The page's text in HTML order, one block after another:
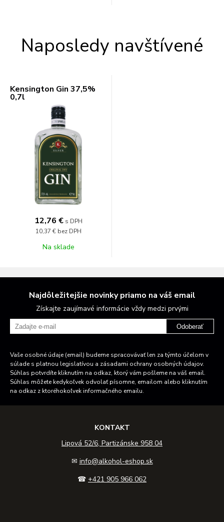
Naposledy navštívené
Kensington Gin 37,5%
0,7l
12,76 € s DPH
10,37 € bez DPH
Na sklade
Najdôležitejšie novinky priamo na váš email
Získajte zaujímavé informácie vždy medzi prvými
Odoberať
Vaše osobné údaje (email) budeme spracovávať len za týmto účelom v
súlade s platnou legislatívou a zásadami ochrany osobných údajov.
Súhlas potvrdíte kliknutím na odkaz, ktorý vám pošleme na váš email.
Súhlas môžete kedykoľvek odvolať písomne, emailom alebo kliknutím
na odkaz z ktoréhokoľvek informačného emailu.
KONTAKT
Lipová 52/6, Partizánske 958 04
✉ info@alkohol-eshop.sk
☎ +421 905 966 062